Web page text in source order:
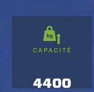
CAPACITÉ
4400